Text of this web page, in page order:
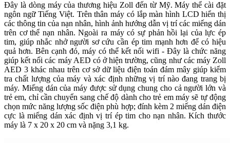
Đây là dòng máy của thương hiệu Zoll đến từ Mỹ. Máy thể cài đặt
ngôn ngữ Tiếng Việt. Trên thân máy có lắp màn hình LCD hiển thị
các thông tin của nạn nhân, hình ảnh hướng dẫn vị trí các miếng dán
trên cơ thể nạn nhân. Ngoài ra máy có sự phản hồi lại của lực ép
tim, giúp nhắc nhở người sơ cứu cần ép tim mạnh hơn để có hiệu
quả hơn. Bên cạnh đó, máy có thể kết nối wifi - Đây là chức năng
giúp kết nối các máy AED có ở hiện trường, cũng như các máy Zoll
AED 3 khác nhau trên cơ sở dữ liệu điện toán đám mây giúp kiểm
tra chất lượng của máy và xác định những vị trí nào đang trang bị
máy. Miếng dán của máy được sử dụng chung cho cả người lớn và
trẻ em, chỉ cần chuyển sang chế độ dành cho trẻ em máy sẽ tự động
chọn mức năng lượng sốc điện phù hợp; đính kèm 2 miếng dán điện
cực là miếng dán xác định vị trí ép tim cho nạn nhân. Kích thước
máy là 7 x 20 x 20 cm và nặng 3,1 kg.